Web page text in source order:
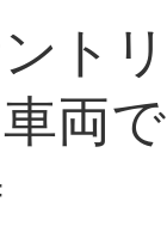
ト
車両